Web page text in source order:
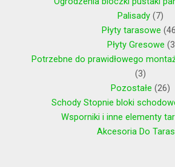
Palisady 7
Płyty tarasowe 46
Płyty Gresowe
Potrzebne do prawidłowego
3
Pozostałe 26
Schody Stopnie bloki
Wsporniki i inne elementy
Akcesoria Do